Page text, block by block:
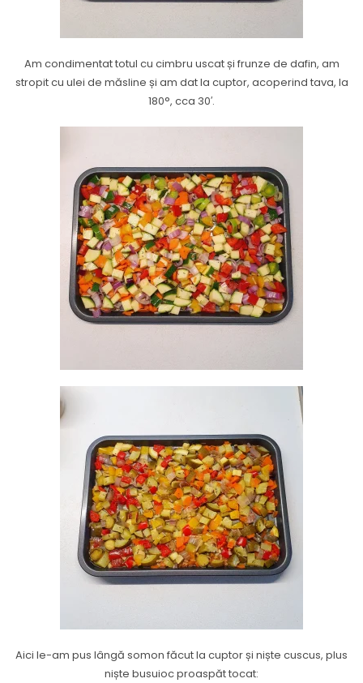
Am condimentat totul cu cimbru uscat și frunze de dafin, am
stropit cu ulei de măsline și am dat la cuptor, acoperind tava, la
180°, cca 30′.
Aici le-am pus lângă somon făcut la cuptor și niște cuscus, plus
niște busuioc proaspăt tocat: